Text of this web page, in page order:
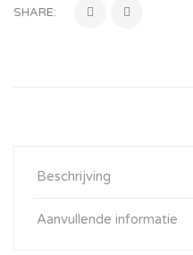
SHARE:
Beschrijving
Aanvullende informatie